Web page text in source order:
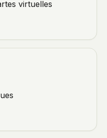
virtuelles